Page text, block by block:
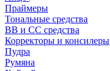
Праймеры
Тональные средства
ВВ и СС средства
Корректоры и консилеры
Пудра
Румяна